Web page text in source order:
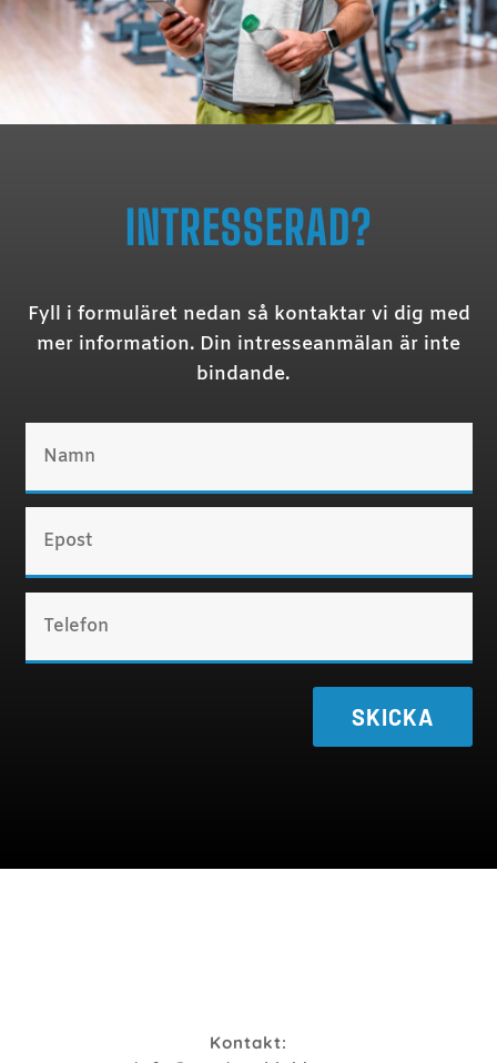
INTRESSERAD?
Fyll i formuläret nedan så kontaktar vi dig med
mer information. Din intresseanmälan är inte
bindande.
SKICKA
Kontakt: